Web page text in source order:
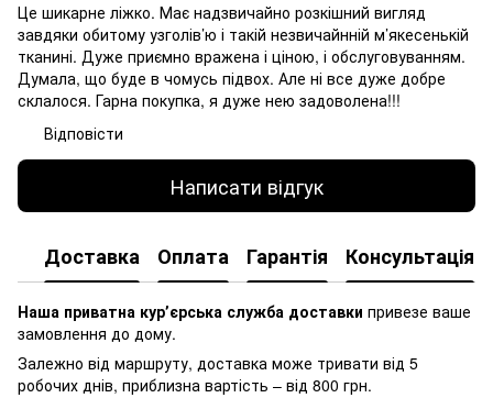
Це шикарне ліжко. Має надзвичайно розкішний вигляд
завдяки обитому узголів’ю і такій незвичайнній м’якесенькій
тканині. Дуже приємно вражена і ціною, і обслуговуванням.
Думала, що буде в чомусь підвох. Але ні все дуже добре
склалося. Гарна покупка, я дуже нею задоволена!!!
Відповісти
Написати відгук
Доставка Оплата Гарантія Консультація
Наша приватна курʼєрська служба доставки привезе ваше
замовлення до дому.
Залежно від маршруту, доставка може тривати від 5
робочих днів, приблизна вартість – від 800 грн.